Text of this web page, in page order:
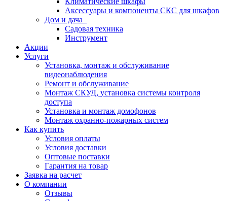
Аксессуары и компоненты СКС для шкафов
Дом и дача
Садовая техника
Инструмент
Акции
Услуги
Установка, монтаж и обслуживание
видеонаблюдения
Ремонт и обслуживание
Монтаж СКУД, установка системы контроля
доступа
Установка и монтаж домофонов
Монтаж охранно-пожарных систем
Как купить
Условия оплаты
Условия доставки
Оптовые поставки
Гарантия на товар
Заявка на расчет
О компании
Отзывы